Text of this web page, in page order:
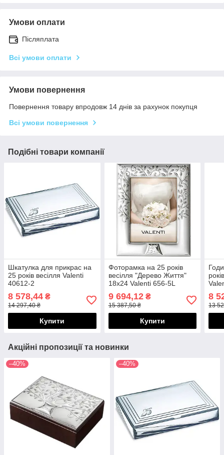
Умови оплати
Післяплата
Всі умови оплати
Умови повернення
Повернення товару впродовж 14 днів за рахунок покупця
Всі умови повернення
Подібні товари компанії
Шкатулка для прикрас на
25 років весілля Valenti
40612-2
8 578,44 ₴
14 297,40 ₴
Купити
Фоторамка на 25 років
весілля "Дерево Життя"
18х24 Valenti 656-5L
9 694,12₴
15 387,50 ₴
Купити
8
13
Акційні пропозиції та новинки
–40% –40%